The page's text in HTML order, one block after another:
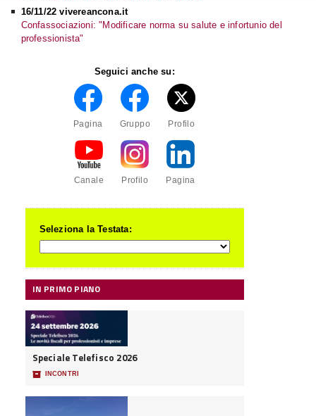
16/11/22 vivereancona.it
Confassociazioni: "Modificare norma su salute e infortunio del
professionista"
Seguici anche su:
Pagina Gruppo Profilo
Canale Profilo Pagina
Seleziona la Testata:
IN PRIMO PIANO
Speciale Telefisco 2026
📦 INCONTRI